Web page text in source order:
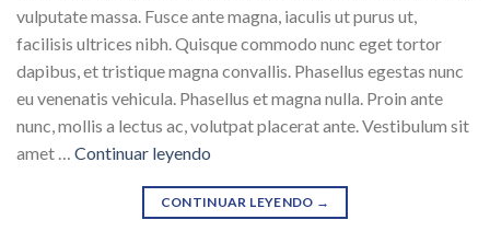
vulputate massa. Fusce ante magna, iaculis ut purus ut,
facilisis ultrices nibh. Quisque commodo nunc eget tortor
dapibus, et tristique magna convallis. Phasellus egestas nunc
eu venenatis vehicula. Phasellus et magna nulla. Proin ante
nunc, mollis a lectus ac, volutpat placerat ante. Vestibulum sit
amet … Continuar leyendo
CONTINUAR LEYENDO →